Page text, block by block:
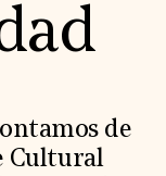
de
Cultural